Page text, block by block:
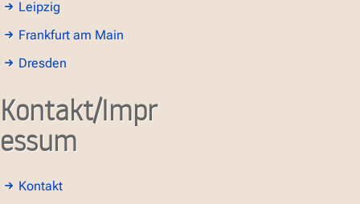
Leipzig
Frankfurt am Main
Dresden
Kontakt/Impr
essum
Kontakt